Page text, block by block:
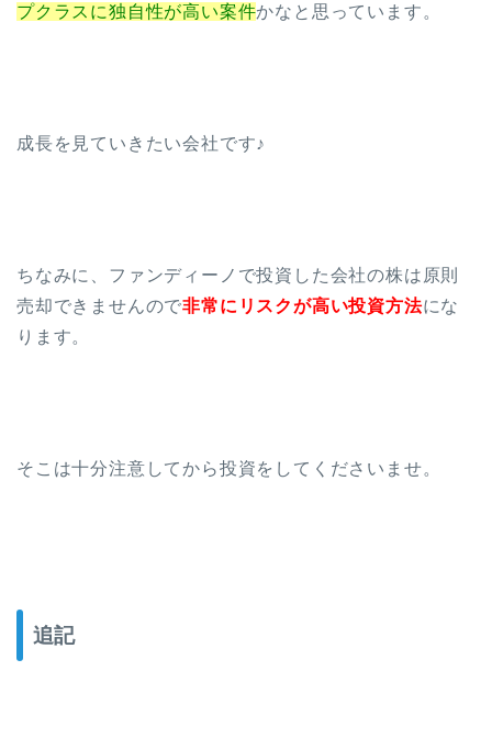
プクラスに独自性が高い案件かなと思っています。
成長を見ていきたい会社です♪
ちなみに、ファンディーノで投資した会社の株は原則
売却できませんので非常にリスクが高い投資方法にな
ります。
そこは十分注意してから投資をしてくださいませ。
追記